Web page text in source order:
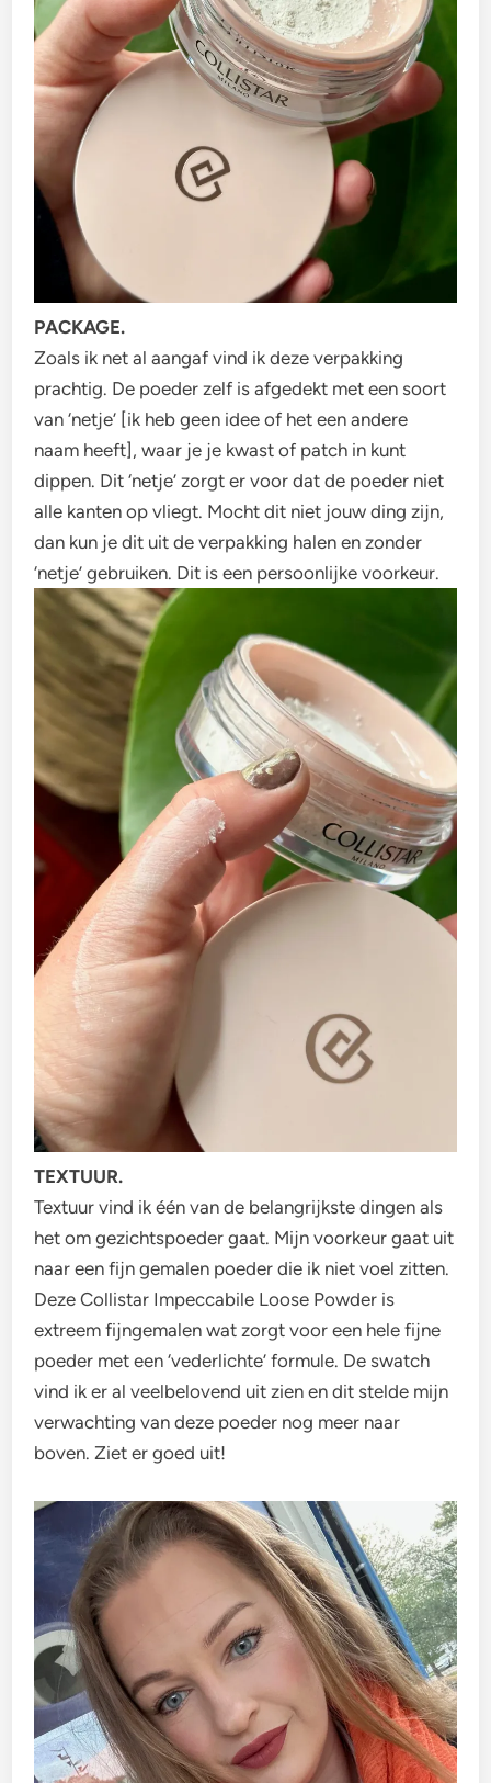
PACKAGE.
Zoals ik net al aangaf vind ik deze verpakking
prachtig. De poeder zelf is afgedekt met een soort
van ‘netje’ [ik heb geen idee of het een andere
naam heeft], waar je je kwast of patch in kunt
dippen. Dit ‘netje’ zorgt er voor dat de poeder niet
alle kanten op vliegt. Mocht dit niet jouw ding zijn,
dan kun je dit uit de verpakking halen en zonder
‘netje’ gebruiken. Dit is een persoonlijke voorkeur.
TEXTUUR.
Textuur vind ik één van de belangrijkste dingen als
het om gezichtspoeder gaat. Mijn voorkeur gaat uit
naar een fijn gemalen poeder die ik niet voel zitten.
Deze Collistar Impeccabile Loose Powder is
extreem fijngemalen wat zorgt voor een hele fijne
poeder met een ‘vederlichte’ formule. De swatch
vind ik er al veelbelovend uit zien en dit stelde mijn
verwachting van deze poeder nog meer naar
boven. Ziet er goed uit!